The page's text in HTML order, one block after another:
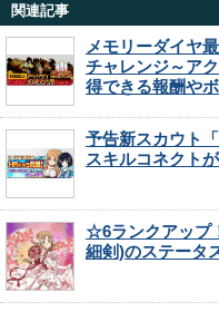
関連記事
メモリーダイヤ
チャレンジ～ア
得できる報酬や
予告新スカウト
スキルコネクトが
☆6ランクアップ
細剣)のステータ